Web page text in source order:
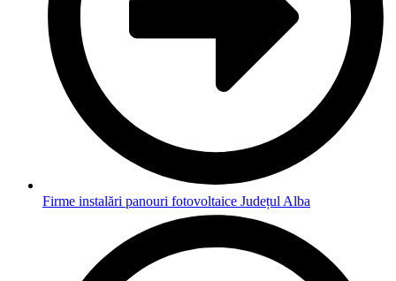
Firme instalări panouri fotovoltaice Județul Alba